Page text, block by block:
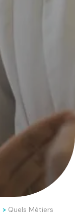
> Quels Métiers